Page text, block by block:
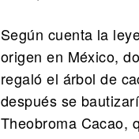
Según cuenta la
origen en México,
regaló el árbol de
después se
Theobroma Cacao,